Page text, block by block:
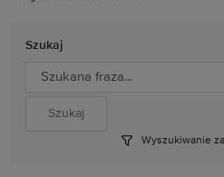
Szukaj
Wyszukiwanie